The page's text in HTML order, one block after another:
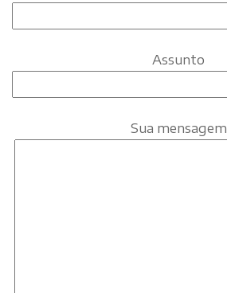
Assunto
Sua mensagem